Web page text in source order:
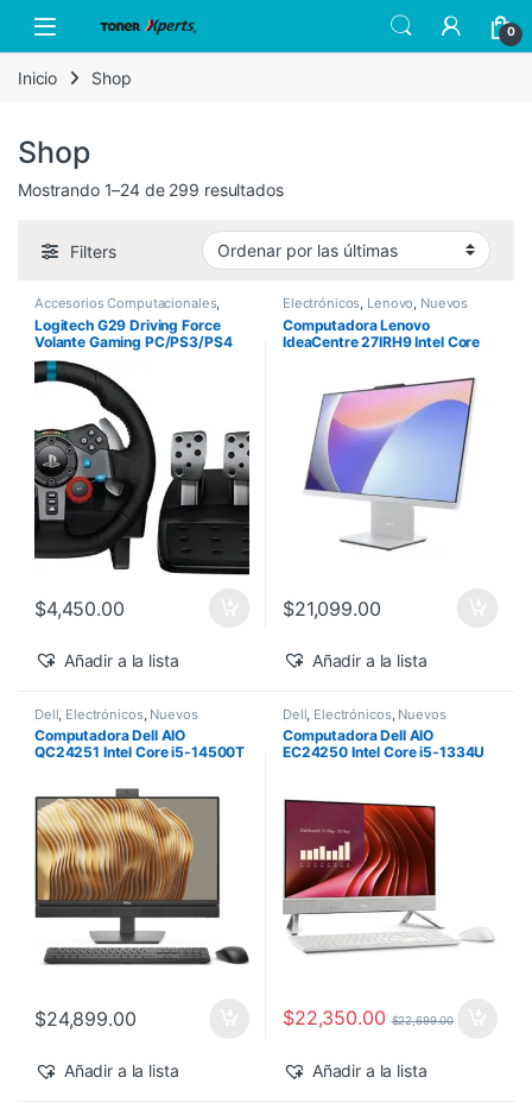
Open 0
Inicio Shop
Shop
Mostrando 1–24 de 299 resultadosSorted by latest
Filters
Accesorios Computacionales,
Logitech Nuevos Productos
Logitech G29 Driving Force
Volante Gaming PC/PS3/PS4
$4,450.00
Añadir a la lista
Electrónicos Lenovo Nuevos
Computadora Lenovo
IdeaCentre 27IRH9 Intel Core
512GB SSD Windows 11 Home
$21,099.00
Añadir a la lista
Dell Electrónicos, Nuevos
Productos
Computadora Dell AIO
QC24251 Intel Core i5-14500T
Windows 11 Pro
$24,899.00
Añadir a la lista
Dell Electrónicos, Nuevos
Productos
Computadora Dell AIO
EC24250 Intel Core i5-1334U
$22,350.00 $22,699.00
Añadir a la lista